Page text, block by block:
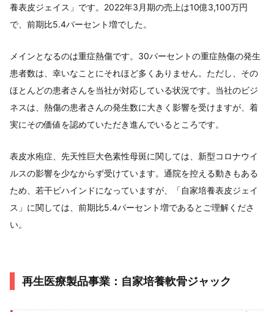
養表皮ジェイス」です。2022年3月期の売上は10億3,100万円
で、前期比5.4パーセント増でした。
メインとなるのは重症熱傷です。30パーセントの重症熱傷の発生
患者数は、幸いなことにそれほど多くありません。ただし、その
ほとんどの患者さんを当社が対応している状況です。当社のビジ
ネスは、熱傷の患者さんの発生数に大きく影響を受けますが、着
実にその価値を認めていただき進んでいるところです。
表皮水疱症、先天性巨大色素性母斑に関しては、新型コロナウイ
ルスの影響を少なからず受けています。通院を控える動きもある
ため、若干ビハインドになっていますが、「自家培養表皮ジェイ
ス」に関しては、前期比5.4パーセント増であるとご理解くださ
い。
再生医療製品事業：自家培養軟骨ジャック